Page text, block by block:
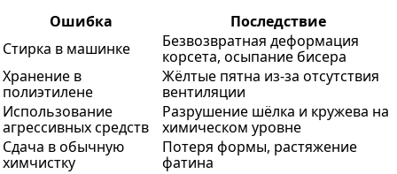
Ошибка
Последствие
Стирка в машинке
Безвозвратная деформация
корсета, осыпание бисера
Хранение в
полиэтилене
Жёлтые пятна из-за отсутствия
вентиляции
Использование
агрессивных средств
Разрушение шёлка и кружева на
химическом уровне
Сдача в обычную
химчистку
Потеря формы, растяжение
фатина